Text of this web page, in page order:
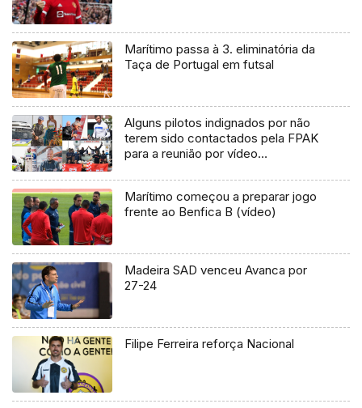
Marítimo passa à 3. eliminatória da
Taça de Portugal em futsal
Alguns pilotos indignados por não
terem sido contactados pela FPAK
para a reunião por vídeo
Marítimo começou a preparar jogo
frente ao Benfica B (vídeo)
Madeira SAD venceu Avanca por
27-24
Filipe Ferreira reforça Nacional